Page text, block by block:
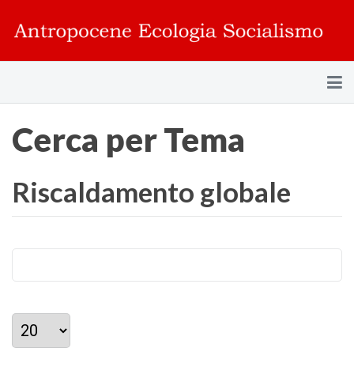
Cerca per Tema
Riscaldamento globale
Visualizza #